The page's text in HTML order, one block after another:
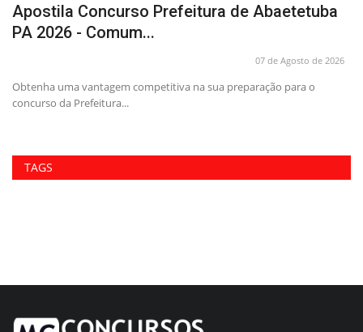
Apostila Concurso Prefeitura de Abaetetuba
PA 2026 - Comum...
07 de Agosto de 2026
Obtenha uma vantagem competitiva na sua preparação para o
concurso da Prefeitura...
TAGS